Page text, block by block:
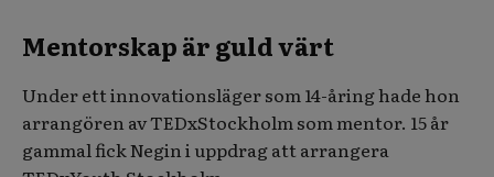
Mentorskap är guld värt
Under ett innovationsläger som 14-åring hade hon
arrangören av TEDxStockholm som mentor. 15 år
gammal fick Negin i uppdrag att arrangera